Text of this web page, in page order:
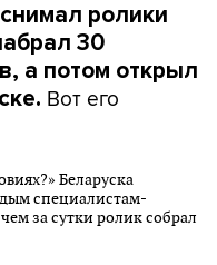
ролики
30
а потом открыл
Вот его